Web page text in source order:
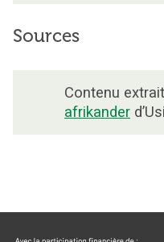
Sources
Contenu
afrikander